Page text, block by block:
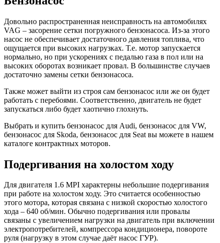
Довольно распространенная неисправность на автомобилях
VAG – засорение сетки погружного бензонасоса. Из-за этого
насос не обеспечивает достаточного давления топлива, что
ощущается при высоких нагрузках. Т.е. мотор запускается
нормально, но при ускорениях с педалью газа в пол или на
высоких оборотах возникает провал. В большинстве случаев
достаточно замены сетки бензонасоса.
Также может выйти из строя сам бензонасос или же он будет
работать с перебоями. Соответственно, двигатель не будет
запускаться либо будет хаотично глохнуть.
Выбрать и купить бензонасос для Audi, бензонасос для VW,
бензонасос для Skoda, бензонасос для Seat вы можете в нашем
каталоге контрактных моторов.
Подергивания на холостом ходу
Для двигателя 1.6 MPI характерны небольшие подергивания
при работе на холостом ходу. Это считается особенностью
этого мотора, которая связана с низкой скоростью холостого
хода – 640 об/мин. Обычно подергивания или провалы
связаны с увеличением нагрузки на двигатель при включении
электропотребителей, компрессора кондиционера, повороте
руля (нагрузку в этом случае даёт насос ГУР).